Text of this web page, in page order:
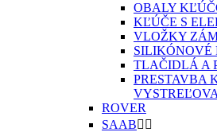
OBALY
KĽÚČE S
VLOŽKY
SILIKÓNOVÉ
TLAČIDLÁ A
PRESTAVBA
ROVER
SAAB 